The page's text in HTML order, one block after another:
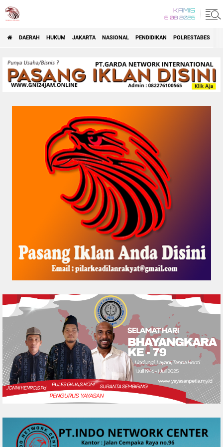
KAMIS
6 08 2026
DAERAH HUKUM JAKARTA NASIONAL PENDIDIKAN POLRESTABES